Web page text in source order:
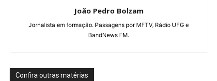
João Pedro Bolzam
Jornalista em formação. Passagens por MFTV, Rádio UFG e
BandNews FM.
Confira outras matérias